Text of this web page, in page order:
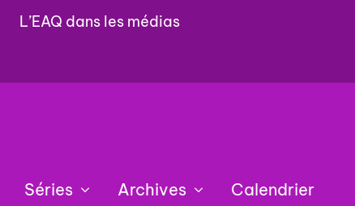
L’EAQ dans les médias
Séries Archives Calendrier